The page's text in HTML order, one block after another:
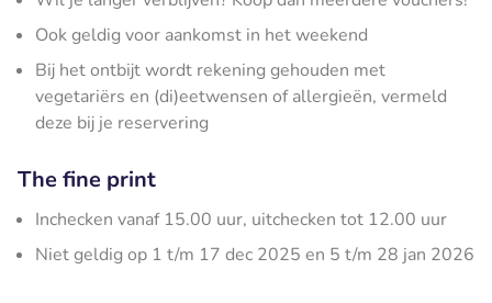
Ook geldig voor aankomst in het weekend
Bij het ontbijt wordt rekening gehouden met
vegetariërs en (di)eetwensen of allergieën, vermeld
deze bij je reservering
The fine print
Inchecken vanaf 15.00 uur, uitchecken tot 12.00 uur
Niet geldig op 1 t/m 17 dec 2025 en 5 t/m 28 jan 2026